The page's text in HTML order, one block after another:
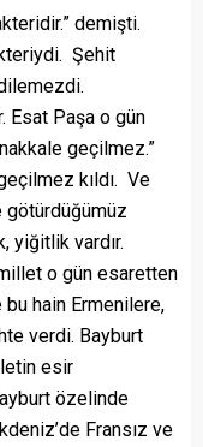
demişti.
Şehit
Esat Paşa o gün
geçilmez.”
kıldı. Ve
götürdüğümüz
yiğitlik vardır.
o gün esaretten
hain Ermenilere,
verdi. Bayburt
esir
özelinde
Fransız ve